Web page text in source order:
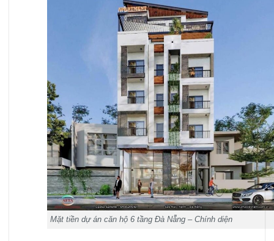
Mặt tiền dự án căn hộ 6 tầng Đà Nẵng – Chính diện